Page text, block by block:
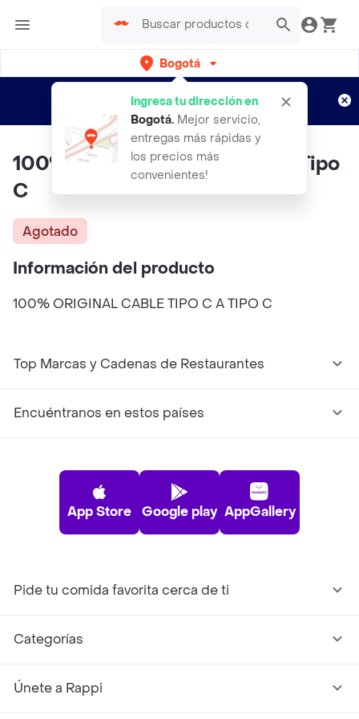
Bogotá
Ingresa tu dirección en
Bogotá. Mejor servicio,
entregas más rápidas y
los precios más
convenientes!
envíos gratis por semanas
Aplican TyC
100% Original Cable Tipo C A Tipo
C
Agotado
Información del producto
100% ORIGINAL CABLE TIPO C A TIPO C
Top Marcas y Cadenas de Restaurantes
Encuéntranos en estos países
App Store Google play AppGallery
Pide tu comida favorita cerca de ti
Categorías
Únete a Rappi